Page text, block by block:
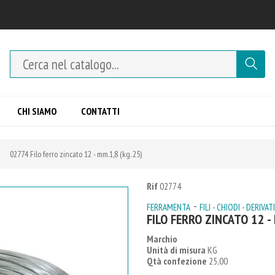
CHI SIAMO CONTATTI
02774 Filo ferro zincato 12 - mm.1,8 (kg. 25)
Rif02774
FERRAMENTA - FILI - CHIODI - DERIVATI
FILO FERRO ZINCATO 12
Marchio
Unità di misura KG
Qtà confezione 25,00